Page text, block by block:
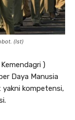
(Ist)
)
Daya Manusia
yakni kompetensi,